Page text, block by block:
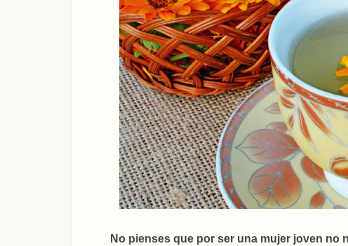
No pienses que por ser una mujer joven